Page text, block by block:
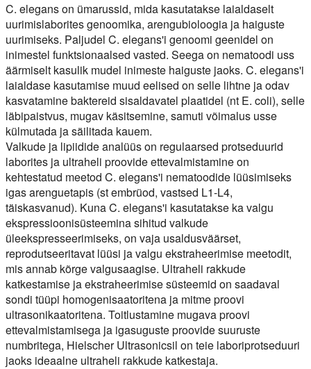
C. elegans on ümarussid, mida kasutatakse laialdaselt
uurimislaborites genoomika, arengubioloogia ja haiguste
uurimiseks. Paljudel C. elegans'i genoomi geenidel on
inimestel funktsionaalsed vasted. Seega on nematoodi uss
äärmiselt kasulik mudel inimeste haiguste jaoks. C. elegans'i
laialdase kasutamise muud eelised on selle lihtne ja odav
kasvatamine baktereid sisaldavatel plaatidel (nt E. coli), selle
läbipaistvus, mugav käsitsemine, samuti võimalus usse
külmutada ja säilitada kauem.
Valkude ja lipiidide analüüs on regulaarsed protseduurid
laborites ja ultraheli proovide ettevalmistamine on
kehtestatud meetod C. elegans'i nematoodide lüüsimiseks
igas arenguetapis (st embrüod, vastsed L1-L4,
täiskasvanud). Kuna C. elegans'i kasutatakse ka valgu
ekspressioonisüsteemina sihitud valkude
üleekspresseerimiseks, on vaja usaldusväärset,
reprodutseeritavat lüüsi ja valgu ekstraheerimise meetodit,
mis annab kõrge valgusaagise. Ultraheli rakkude
katkestamise ja ekstraheerimise süsteemid on saadaval
sondi tüüpi homogenisaatoritena ja mitme proovi
ultrasonikaatoritena. Toitlustamine mugava proovi
ettevalmistamisega ja igasuguste proovide suuruste
numbritega, Hielscher Ultrasonicsil on teie laboriprotseduuri
jaoks ideaalne ultraheli rakkude katkestaja.